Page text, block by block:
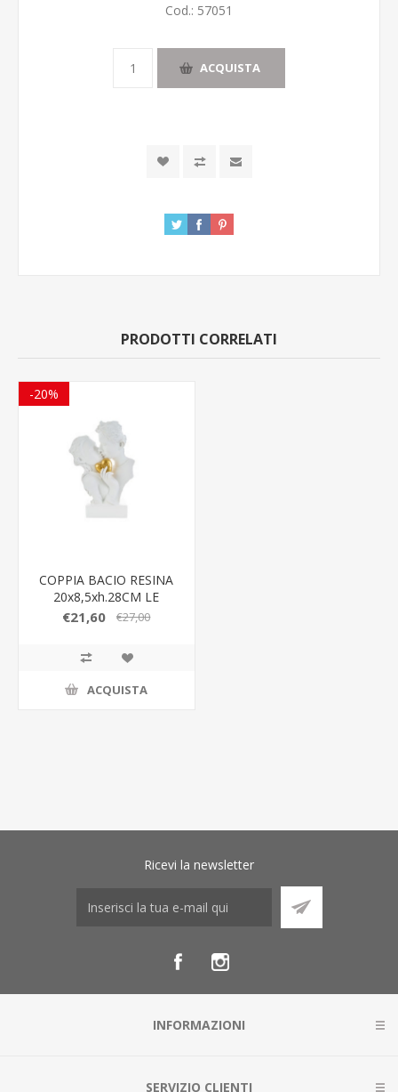
Cod.: 57051
ACQUISTA
PRODOTTI CORRELATI
-20%
COPPIA BACIO RESINA
20x8,5xh.28CM LE
STELLE BOMBONIERE
€21,60 €27,00
ACQUISTA
Ricevi la newsletter
INFORMAZIONI
SERVIZIO CLIENTI